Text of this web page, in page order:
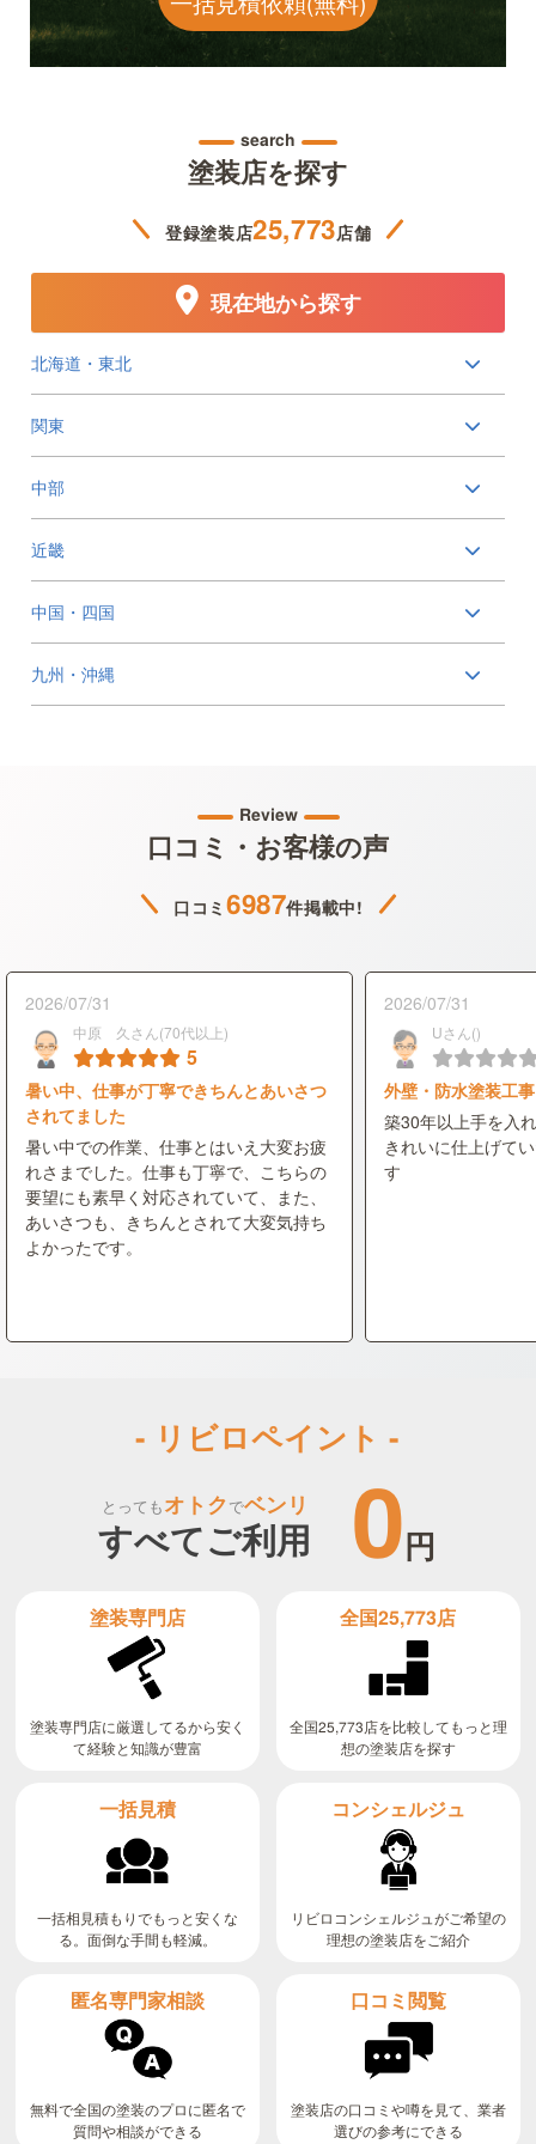
search
塗装店を探す
登録塗装店25,773店舗
北海道・東北
関東
中部
近畿
中国・四国
九州・沖縄
現在地から探す
Review
口コミ・お客様の声
口コミ6987件掲載中!
2026/07/31
中原 久さん(70代以上)
5
暑い中、仕事が丁寧できちんとあいさつ
されてました
暑い中での作業、仕事とはいえ大変お疲
れさまでした。仕事も丁寧で、こちらの
要望にも素早く対応されていて、また、
あいさつも、きちんとされて大変気持ち
よかったです。
2026/07/31
Uさん()
外壁・防水塗装工事
築30年以上手を入
きれいに仕上げて
す
- リビロペイント -
とってもオトクでベンリ
すべてご利用 0円
塗装専門店
塗装専門店に厳選してるから安く
て経験と知識が豊富
全国25,773店
全国25,773店を比較してもっと理
想の塗装店を探す
一括見積
一括相見積もりでもっと安くな
る。面倒な手間も軽減。
コンシェルジュ
リビロコンシェルジュがご希望の
理想の塗装店をご紹介
匿名専門家相談
無料で全国の塗装のプロに匿名で
質問や相談ができる
口コミ閲覧
塗装店の口コミや噂を見て、業者
選びの参考にできる